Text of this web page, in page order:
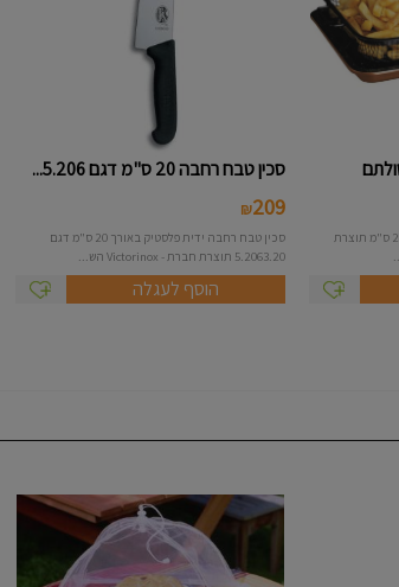
קריספר לטיגון ללא שמן במידה 28.5X21 ס"מ תוצרת
סכין טבח רחבה 20 ס"מ דגם 5.206...
209
₪
סכין טבח רחבה ידית פלסטיק באורך 20 ס"מ דגם
5.2063.20 תוצרת חברת - Victorinox הש...
הוסף לעגלה